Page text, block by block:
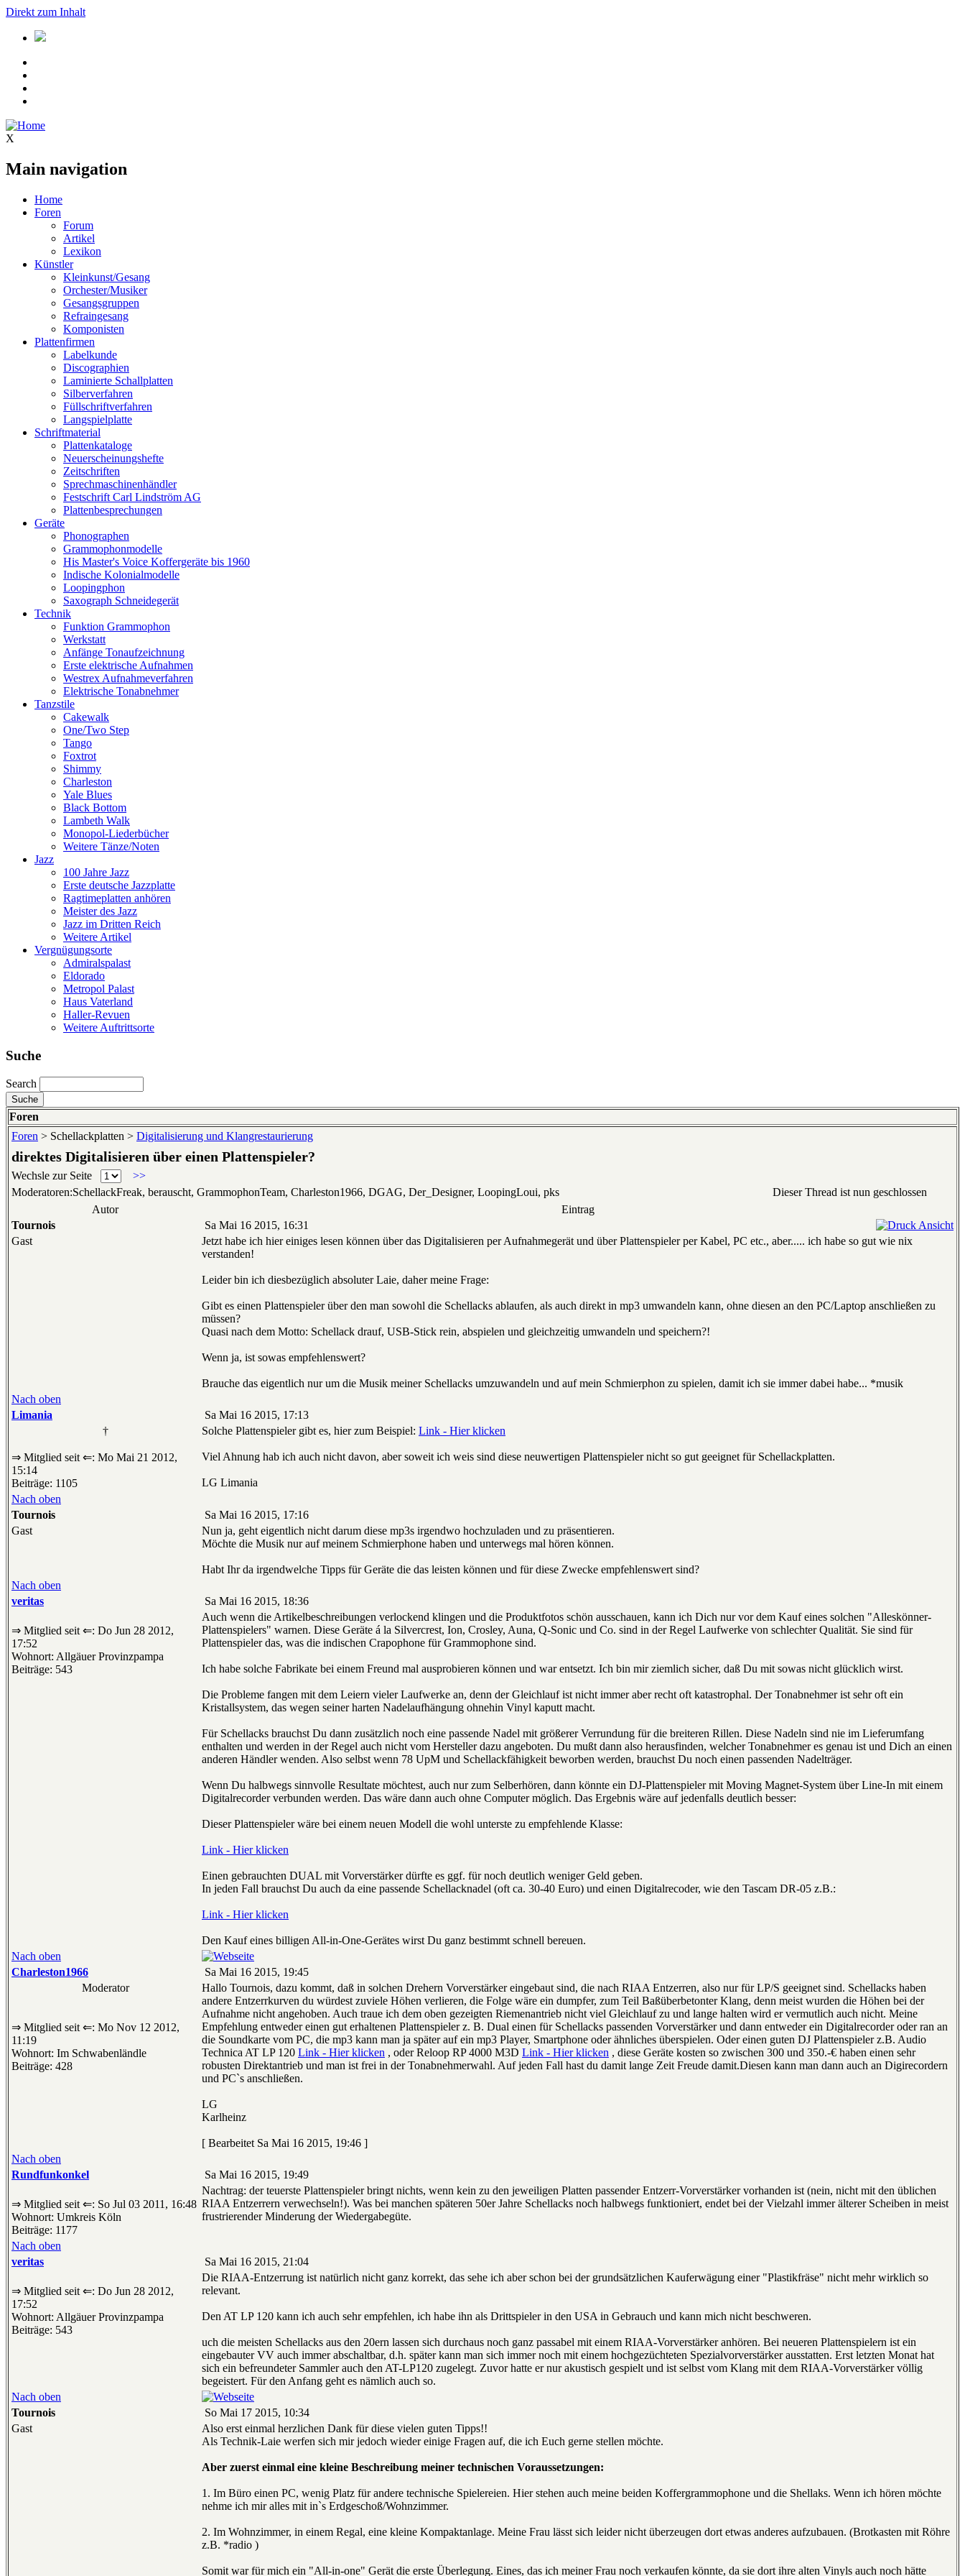
Direkt zum Inhalt
X
Main navigation
Home
Foren
Forum
Artikel
Lexikon
Künstler
Kleinkunst/Gesang
Orchester/Musiker
Gesangsgruppen
Refraingesang
Komponisten
Plattenfirmen
Labelkunde
Discographien
Laminierte Schallplatten
Silberverfahren
Füllschriftverfahren
Langspielplatte
Schriftmaterial
Plattenkataloge
Neuerscheinungshefte
Zeitschriften
Sprechmaschinenhändler
Festschrift Carl Lindström AG
Plattenbesprechungen
Geräte
Phonographen
Grammophonmodelle
His Master's Voice Koffergeräte bis 1960
Indische Kolonialmodelle
Loopingphon
Saxograph Schneidegerät
Technik
Funktion Grammophon
Werkstatt
Anfänge Tonaufzeichnung
Erste elektrische Aufnahmen
Westrex Aufnahmeverfahren
Elektrische Tonabnehmer
Tanzstile
Cakewalk
One/Two Step
Tango
Foxtrot
Shimmy
Charleston
Yale Blues
Black Bottom
Lambeth Walk
Monopol-Liederbücher
Weitere Tänze/Noten
Jazz
100 Jahre Jazz
Erste deutsche Jazzplatte
Ragtimeplatten anhören
Meister des Jazz
Jazz im Dritten Reich
Weitere Artikel
Vergnügungsorte
Admiralspalast
Eldorado
Metropol Palast
Haus Vaterland
Haller-Revuen
Weitere Auftrittsorte
Suche
Search
Foren
Foren > Schellackplatten > Digitalisierung und Klangrestaurierung
direktes Digitalisieren über einen Plattenspieler?
Wechsle zur Seite
>>
Moderatoren:SchellackFreak, berauscht, GrammophonTeam, Charleston1966, DGAG, Der_Designer, LoopingLoui, pks
Dieser Thread ist nun geschlossen
Autor
Eintrag
Tournois
Sa Mai 16 2015, 16:31
Gast
Jetzt habe ich hier einiges lesen können über das Digitalisieren per Aufnahmegerät und über Plattenspieler per Kabel, PC etc., aber..... ich habe so gut wie nix
verstanden!
Leider bin ich diesbezüglich absoluter Laie, daher meine Frage:
Gibt es einen Plattenspieler über den man sowohl die Schellacks ablaufen, als auch direkt in mp3 umwandeln kann, ohne diesen an den PC/Laptop anschließen zu
müssen?
Quasi nach dem Motto: Schellack drauf, USB-Stick rein, abspielen und gleichzeitig umwandeln und speichern?!
Wenn ja, ist sowas empfehlenswert?
Brauche das eigentlich nur um die Musik meiner Schellacks umzuwandeln und auf mein Schmierphon zu spielen, damit ich sie immer dabei habe... *musik
Nach oben
Limania
Sa Mai 16 2015, 17:13
†
⇒ Mitglied seit ⇐: Mo Mai 21 2012,
15:14
Beiträge: 1105
Solche Plattenspieler gibt es, hier zum Beispiel: Link - Hier klicken
Viel Ahnung hab ich auch nicht davon, aber soweit ich weis sind diese neuwertigen Plattenspieler nicht so gut geeignet für Schellackplatten.
LG Limania
Nach oben
Tournois
Sa Mai 16 2015, 17:16
Gast
Nun ja, geht eigentlich nicht darum diese mp3s irgendwo hochzuladen und zu präsentieren.
Möchte die Musik nur auf meinem Schmierphone haben und unterwegs mal hören können.
Habt Ihr da irgendwelche Tipps für Geräte die das leisten können und für diese Zwecke empfehlenswert sind?
Nach oben
veritas
Sa Mai 16 2015, 18:36
⇒ Mitglied seit ⇐: Do Jun 28 2012,
17:52
Wohnort: Allgäuer Provinzpampa
Beiträge: 543
Auch wenn die Artikelbeschreibungen verlockend klingen und die Produktfotos schön ausschauen, kann ich Dich nur vor dem Kauf eines solchen "Alleskönner-
Plattenspielers" warnen. Diese Geräte á la Silvercrest, Ion, Crosley, Auna, Q-Sonic und Co. sind in der Regel Laufwerke von schlechter Qualität. Sie sind für
Plattenspieler das, was die indischen Crapophone für Grammophone sind.
Ich habe solche Fabrikate bei einem Freund mal ausprobieren können und war entsetzt. Ich bin mir ziemlich sicher, daß Du mit sowas nicht glücklich wirst.
Die Probleme fangen mit dem Leiern vieler Laufwerke an, denn der Gleichlauf ist nicht immer aber recht oft katastrophal. Der Tonabnehmer ist sehr oft ein
Kristallsystem, das wegen seiner harten Nadelaufhängung ohnehin Vinyl kaputt macht.
Für Schellacks brauchst Du dann zusätzlich noch eine passende Nadel mit größerer Verrundung für die breiteren Rillen. Diese Nadeln sind nie im Lieferumfang
enthalten und werden in der Regel auch nicht vom Hersteller dazu angeboten. Du mußt dann also herausfinden, welcher Tonabnehmer es genau ist und Dich an einen
anderen Händler wenden. Also selbst wenn 78 UpM und Schellackfähigkeit beworben werden, brauchst Du noch einen passenden Nadelträger.
Wenn Du halbwegs sinnvolle Resultate möchtest, auch nur zum Selberhören, dann könnte ein DJ-Plattenspieler mit Moving Magnet-System über Line-In mit einem
Digitalrecorder verbunden werden. Das wäre dann auch ohne Computer möglich. Das Ergebnis wäre auf jedenfalls deutlich besser:
Dieser Plattenspieler wäre bei einem neuen Modell die wohl unterste zu empfehlende Klasse:
Link - Hier klicken
Einen gebrauchten DUAL mit Vorverstärker dürfte es ggf. für noch deutlich weniger Geld geben.
In jeden Fall brauchst Du auch da eine passende Schellacknadel (oft ca. 30-40 Euro) und einen Digitalrecoder, wie den Tascam DR-05 z.B.:
Link - Hier klicken
Den Kauf eines billigen All-in-One-Gerätes wirst Du ganz bestimmt schnell bereuen.
Nach oben
Charleston1966
Sa Mai 16 2015, 19:45
Moderator
⇒ Mitglied seit ⇐: Mo Nov 12 2012,
11:19
Wohnort: Im Schwabenländle
Beiträge: 428
Hallo Tournois, dazu kommt, daß in solchen Drehern Vorverstärker eingebaut sind, die nach RIAA Entzerren, also nur für LP/S geeignet sind. Schellacks haben
andere Entzerrkurven du würdest zuviele Höhen verlieren, die Folge wäre ein dumpfer, zum Teil Baßüberbetonter Klang, denn meist wurden die Höhen bei der
Aufnahme nicht angehoben. Auch traue ich dem oben gezeigten Riemenantrieb nicht viel Gleichlauf zu und lange halten wird er vermutlich auch nicht. Meine
Empfehlung entweder einen gut erhaltenen Plattenspieler z. B. Dual einen für Schellacks passenden Vorverstärker und dann entweder ein Digitalrecorder oder ran an
die Soundkarte vom PC, die mp3 kann man ja später auf ein mp3 Player, Smartphone oder ähnliches überspielen. Oder einen guten DJ Plattenspieler z.B. Audio
Technica AT LP 120 Link - Hier klicken , oder Reloop RP 4000 M3D Link - Hier klicken , diese Geräte kosten so zwischen 300 und 350.-€ haben einen sehr
robusten Direktantrieb und man ist frei in der Tonabnehmerwahl. Auf jeden Fall hast du damit lange Zeit Freude damit.Diesen kann man dann auch an Digirecordern
und PC`s anschließen.
LG
Karlheinz
[ Bearbeitet Sa Mai 16 2015, 19:46 ]
Nach oben
Rundfunkonkel
Sa Mai 16 2015, 19:49
⇒ Mitglied seit ⇐: So Jul 03 2011, 16:48
Wohnort: Umkreis Köln
Beiträge: 1177
Nachtrag: der teuerste Plattenspieler bringt nichts, wenn kein zu den jeweiligen Platten passender Entzerr-Vorverstärker vorhanden ist (nein, nicht mit den üblichen
RIAA Entzerrern verwechseln!). Was bei manchen späteren 50er Jahre Schellacks noch halbwegs funktioniert, endet bei der Vielzahl immer älterer Scheiben in meist
frustrierender Minderung der Wiedergabegüte.
Nach oben
veritas
Sa Mai 16 2015, 21:04
⇒ Mitglied seit ⇐: Do Jun 28 2012,
17:52
Wohnort: Allgäuer Provinzpampa
Beiträge: 543
Die RIAA-Entzerrung ist natürlich nicht ganz korrekt, das sehe ich aber schon bei der grundsätzlichen Kauferwägung einer "Plastikfräse" nicht mehr wirklich so
relevant.
Den AT LP 120 kann ich auch sehr empfehlen, ich habe ihn als Drittspieler in den USA in Gebrauch und kann mich nicht beschweren.
uch die meisten Schellacks aus den 20ern lassen sich durchaus noch ganz passabel mit einem RIAA-Vorverstärker anhören. Bei neueren Plattenspielern ist ein
eingebauter VV auch immer abschaltbar, d.h. später kann man sich immer noch mit einem hochgezüchteten Spezialvorverstärker ausstatten. Erst letzten Monat hat
sich ein befreundeter Sammler auch den AT-LP120 zugelegt. Zuvor hatte er nur akustisch gespielt und ist selbst vom Klang mit dem RIAA-Vorverstärker völlig
begeistert. Für den Anfang geht es nämlich auch so.
Nach oben
Tournois
So Mai 17 2015, 10:34
Gast
Also erst einmal herzlichen Dank für diese vielen guten Tipps!!
Als Technik-Laie werfen sich mir jedoch wieder einige Fragen auf, die ich Euch gerne stellen möchte.
Aber zuerst einmal eine kleine Beschreibung meiner technischen Voraussetzungen:
1. Im Büro einen PC, wenig Platz für andere technische Spielereien. Hier stehen auch meine beiden Koffergrammophone und die Shellaks. Wenn ich hören möchte
nehme ich mir alles mit in`s Erdgeschoß/Wohnzimmer.
2. Im Wohnzimmer, in einem Regal, eine kleine Kompaktanlage. Meine Frau lässt sich leider nicht überzeugen dort etwas anderes aufzubauen. (Brotkasten mit Röhre
z.B. *radio )
Somit war für mich ein "All-in-one" Gerät die erste Überlegung. Eines, das ich meiner Frau noch verkaufen könnte, da sie dort ihre alten Vinyls auch noch hätte